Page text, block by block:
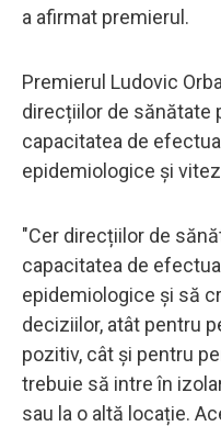
a afirmat premierul.
Premierul Ludovic
direcțiilor de sănătate
capacitatea de
epidemiologice și
"Cer direcțiilor de
capacitatea de
epidemiologice și să
deciziilor, atât pentru
pozitiv, cât și pentru
trebuie să intre în
sau la o altă locație.